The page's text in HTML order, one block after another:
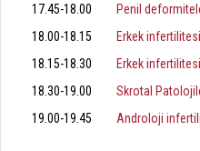
17.45-18.00
Penil
18.00-18.15
Erkek
18.15-18.30
Erkek
18.30-19.00
Skrotal
19.00-19.45
Androloji